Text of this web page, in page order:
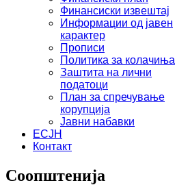
Финансиски извештај
Информации од јавен
карактер
Прописи
Политика за колачиња
Заштита на лични
податоци
План за спречување
корупција
Јавни набавки
ЕСЈН
Контакт
Соопштенија